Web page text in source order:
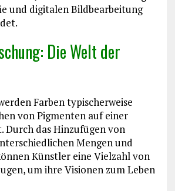
und digitalen Bildbearbeitung
Die Welt der
Farben typischerweise
von Pigmenten auf einer
Durch das Hinzufügen von
Mengen und
Künstler eine Vielzahl von
um ihre Visionen zum Leben